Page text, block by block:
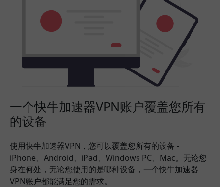
一个快牛加速器VPN账户覆盖您所有
的设备
使用快牛加速器VPN，您可以覆盖您所有的设备 -
iPhone、Android、iPad、Windows PC、Mac。无论您
身在何处，无论您使用的是哪种设备，一个快牛加速器
VPN账户都能满足您的需求。